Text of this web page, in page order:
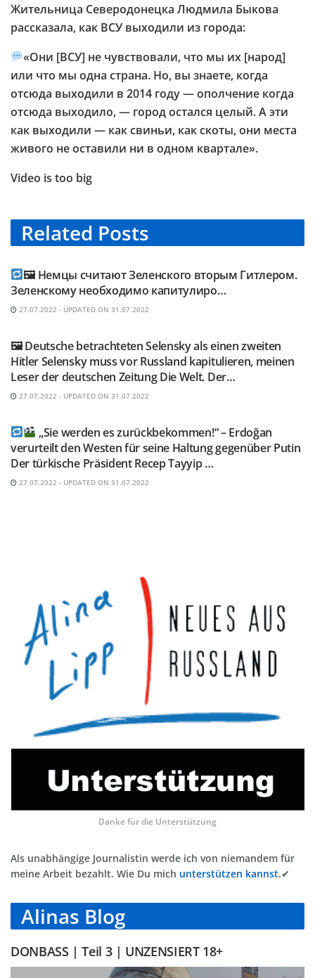
Жительница Северодонецка Людмила Быкова
рассказала, как ВСУ выходили из города:
«Они [ВСУ] не чувствовали, что мы их [народ]
или что мы одна страна. Но, вы знаете, когда
отсюда выходили в 2014 году — ополчение когда
отсюда выходило, — город остался целый. А эти
как выходили — как свиньи, как скоты, они места
живого не оставили ни в одном квартале».
Video is too big
Related Posts
TELEGRAM KANAL @NEUESAUSRUSSLAND
🖼 Немцы считают Зеленского вторым Гитлером.
Зеленскому необходимо капитулиро…
27.07.2022 - UPDATED ON 31.07.2022
🖼 Deutsche betrachteten Selensky als einen zweiten
Hitler Selensky muss vor Russland kapitulieren, meinen
Leser der deutschen Zeitung Die Welt. Der…
27.07.2022 - UPDATED ON 31.07.2022
„Sie werden es zurückbekommen!“ – Erdoğan
verurteilt den Westen für seine Haltung gegenüber Putin
Der türkische Präsident Recep Tayyip …
27.07.2022 - UPDATED ON 31.07.2022
Danke für die Unterstützung
Als unabhängige Journalistin werde ich von niemandem für
meine Arbeit bezahlt. Wie Du mich unterstützen kannst.✔
Alinas Blog
DONBASS | Teil 3 | UNZENSIERT 18+